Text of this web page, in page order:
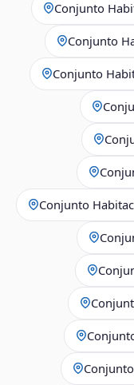
Conjunto
Conjunto
Conjunto
Conjunto